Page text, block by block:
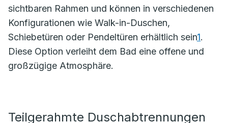
sichtbaren Rahmen und können in verschiedenen
Konfigurationen wie Walk-in-Duschen,
Schiebetüren oder Pendeltüren erhältlich sein1.
Diese Option verleiht dem Bad eine offene und
großzügige Atmosphäre.
Teilgerahmte Duschabtrennungen